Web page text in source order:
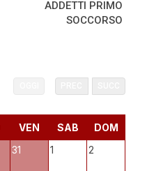
ADDETTI PRIMO
SOCCORSO
VEN SAB
DOM
31 1 2